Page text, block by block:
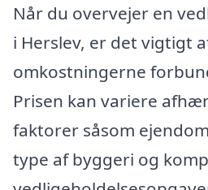
Når du overvejer en
i Herslev, er det vigtigt
omkostningerne
Prisen kan variere
faktorer såsom
type af byggeri og